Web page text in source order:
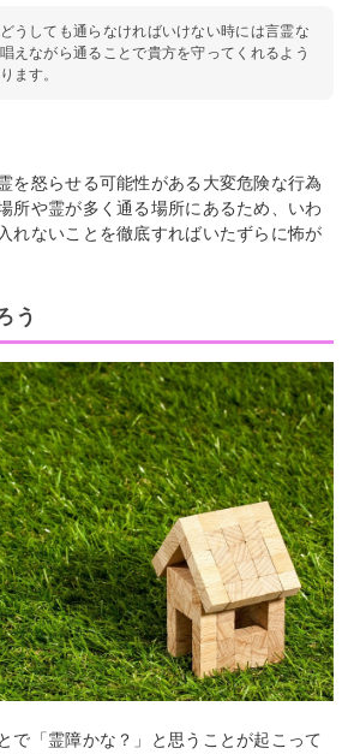
うしても通らなければいけない時には言霊な
えながら通ることで貴方を守ってくれるよう
ます。
を怒らせる可能性がある大変危険な行為
所や霊が多く通る場所にあるため、いわ
れないことを徹底すればいたずらに怖が
う
で「霊障かな？」と思うことが起こって